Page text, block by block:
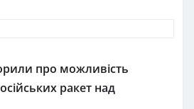
про можливість
ракет над